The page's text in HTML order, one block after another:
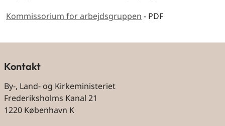
Kommissorium for arbejdsgruppen - PDF
Kontakt
By-, Land- og Kirkeministeriet
Frederiksholms Kanal 21
1220 København K